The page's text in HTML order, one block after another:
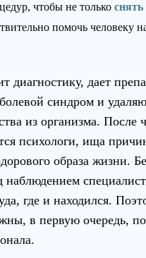
чтобы не только
помочь человеку
диагностику, дает
синдром и
из организма. После
психологи, ища
образа жизни.
наблюдением
где и находился.
в первую очередь,